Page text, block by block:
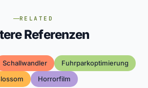
RELATED
Referenzen
Schallwandler
Fuhrparkoptimierung
Horrorfilm